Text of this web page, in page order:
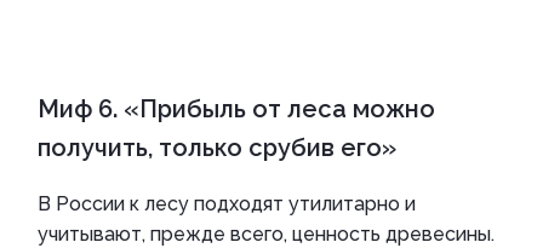
Миф 6. «Прибыль от леса можно
получить, только срубив его»
В России к лесу подходят утилитарно и
учитывают, прежде всего, ценность древесины.